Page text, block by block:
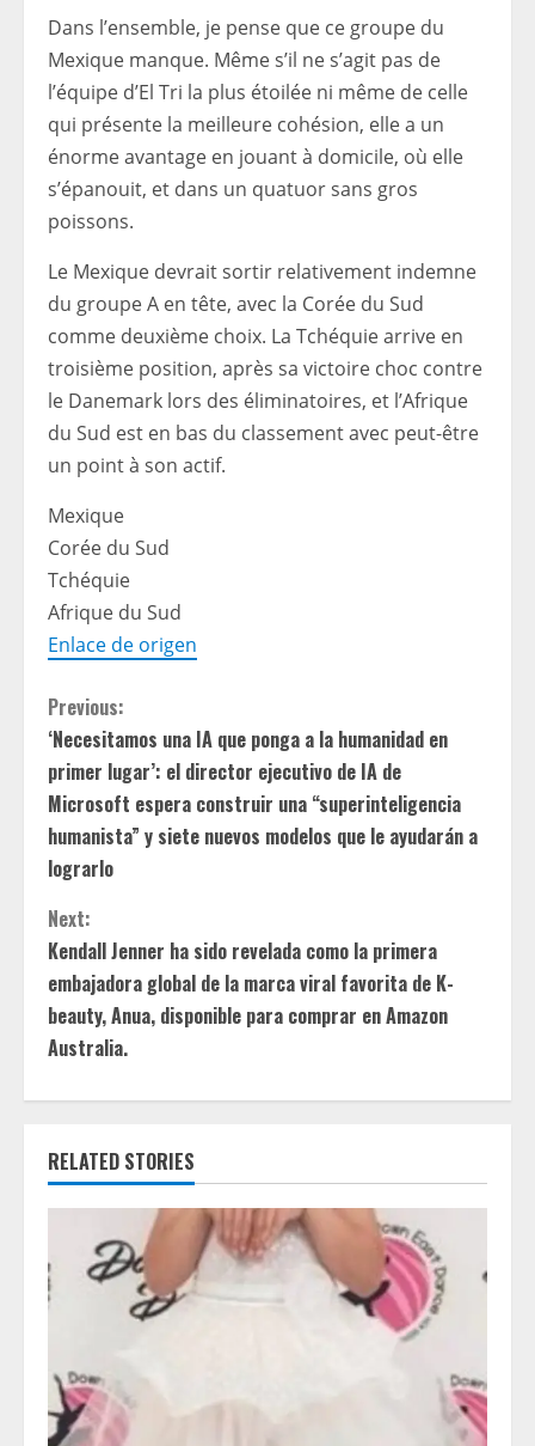
Dans l’ensemble, je pense que ce groupe du
Mexique manque. Même s’il ne s’agit pas de
l’équipe d’El Tri la plus étoilée ni même de celle
qui présente la meilleure cohésion, elle a un
énorme avantage en jouant à domicile, où elle
s’épanouit, et dans un quatuor sans gros
poissons.
Le Mexique devrait sortir relativement indemne
du groupe A en tête, avec la Corée du Sud
comme deuxième choix. La Tchéquie arrive en
troisième position, après sa victoire choc contre
le Danemark lors des éliminatoires, et l’Afrique
du Sud est en bas du classement avec peut-être
un point à son actif.
Mexique
Corée du Sud
Tchéquie
Afrique du Sud
Enlace de origen
C
o
n
t
i
n
u
e
R
e
a
d
i
n
g
Previous:
‘Necesitamos una IA que ponga a la humanidad en
primer lugar’: el director ejecutivo de IA de
Microsoft espera construir una “superinteligencia
humanista” y siete nuevos modelos que le ayudarán a
lograrlo
Next:
Kendall Jenner ha sido revelada como la primera
embajadora global de la marca viral favorita de K-
beauty, Anua, disponible para comprar en Amazon
Australia.
RELATED STORIES